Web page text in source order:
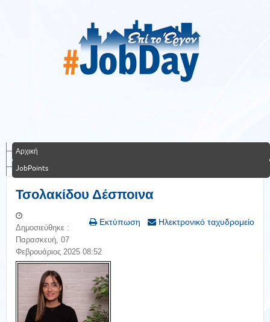
Αρχική
JobPoints
Τσολακίδου Δέσποινα
Εκτύπωση Ηλεκτρονικό ταχυδρομείο
Δημοσιεύθηκε :
Παρασκευή, 07
Φεβρουάριος 2025 08:52